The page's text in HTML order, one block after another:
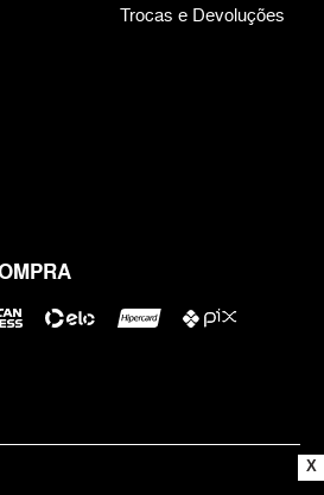
Trocas e Devoluções
de Arruda Pereira, 3888 - Jabaquara | Cep
X